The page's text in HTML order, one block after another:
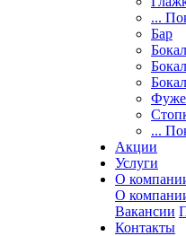
...
Бар
...
Акции
Услуги
О
О
Вакансии
Контакты